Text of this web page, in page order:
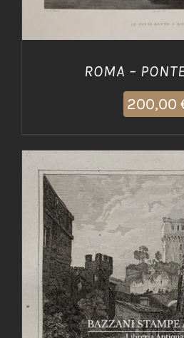
ROMA –
200,00